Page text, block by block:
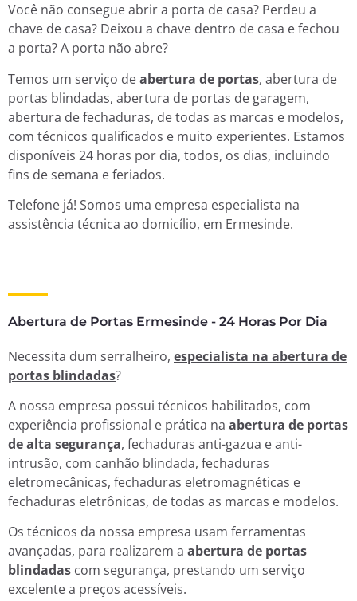
Você não consegue abrir a porta de casa? Perdeu a
chave de casa? Deixou a chave dentro de casa e fechou
a porta? A porta não abre?
Temos um serviço deabertura de portas, abertura de
portas blindadas, abertura de portas de garagem,
abertura de fechaduras, de todas as marcas e modelos,
com técnicos qualificados e muito experientes. Estamos
disponíveis 24 horas por dia, todos, os dias, incluindo
fins de semana e feriados.
Telefone já! Somos uma empresa especialista na
assistência técnica ao domicílio, em Ermesinde.
Abertura de Portas Ermesinde - 24 Horas Por Dia
Necessita dum serralheiro, especialista na abertura de
portas blindadas?
A nossa empresa possui técnicos habilitados, com
experiência profissional e prática na abertura de portas
de alta segurança, fechaduras anti-gazua e anti-
intrusão, com canhão blindada, fechaduras
eletromecânicas, fechaduras eletromagnéticas e
fechaduras eletrônicas, de todas as marcas e modelos.
Os técnicos da nossa empresa usam ferramentas
avançadas, para realizarem a abertura de portas
blindadas com segurança, prestando um serviço
excelente a preços acessíveis.